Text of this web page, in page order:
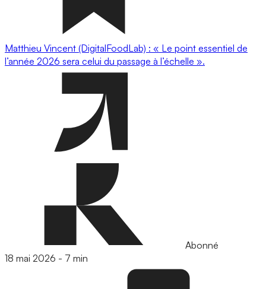
Matthieu Vincent (DigitalFoodLab) : « Le point essentiel de
l’année 2026 sera celui du passage à l’échelle ».
Abonné
18 mai 2026 - 7 min